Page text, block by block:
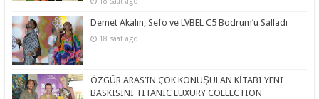
Demet Akalın, Sefo ve LVBEL C5 Bodrum’u Salladı
18 saat ago
ÖZGÜR ARAS’IN ÇOK KONUŞULAN KİTABI YENI
BASKISINI TITANIC LUXURY COLLECTION